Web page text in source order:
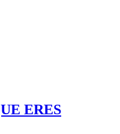
ERES